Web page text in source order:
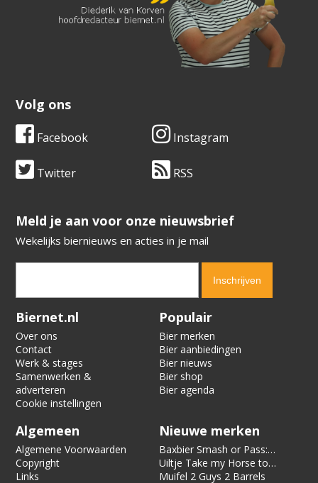
Volg ons
Facebook Instagram
Twitter RSS
​​​​​​​Meld je aan voor onze nieuwsbrief
Wekelijks biernieuws en acties in je mail
Verification code:
Biernet.nl
Over ons
Contact
Werk & stages
Samenwerken &
adverteren
Cookie instellingen
Populair
Bier merken
Bier aanbiedingen
Bier nieuws
Bier shop
Bier agenda
Algemeen
Algemene Voorwaarden
Copyright
Links
Nieuwe merken
Baxbier Smash or Pass:
Strata
Uiltje Take my Horse to
the Hotel Room
Muifel 2 Guys 2 Barrels